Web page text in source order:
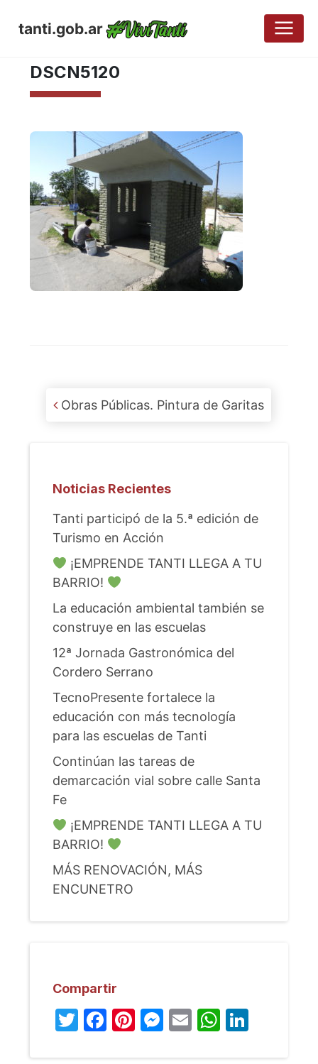
tanti.gob.ar
OCTUBRE 19, 2017
DSCN5120
Post navigation
Obras Públicas. Pintura de Garitas
Noticias Recientes
Tanti participó de la 5.ª edición de
Turismo en Acción
¡EMPRENDE TANTI LLEGA A TU
BARRIO!
La educación ambiental también se
construye en las escuelas
12ª Jornada Gastronómica del
Cordero Serrano
TecnoPresente fortalece la
educación con más tecnología
para las escuelas de Tanti
Continúan las tareas de
demarcación vial sobre calle Santa
Fe
¡EMPRENDE TANTI LLEGA A TU
BARRIO!
MÁS RENOVACIÓN, MÁS
ENCUNETRO
Compartir
Twitter
Facebook
Pinterest
Messenger
Email